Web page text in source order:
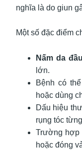
nghĩa là do giun
Một số đặc điểm
Nấm da đầu
lớn.
Bệnh có
hoặc dùng
Dấu hiệu
rụng tóc
Trường hợp
hoặc đóng